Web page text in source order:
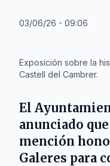
03/06/26 - 09:06
Exposición sobre la
Castell del Cambrer.
El
anunciado
mención
Galeres para